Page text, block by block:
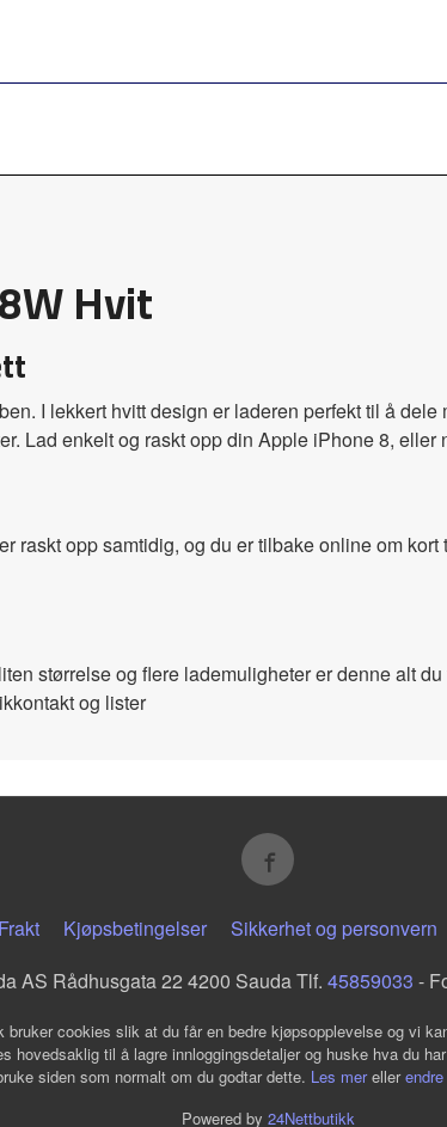
Hvit
I lekkert hvitt design er laderen perfekt til å
Lad enkelt og raskt opp din Apple iPhone 8,
raskt opp samtidig, og du er tilbake online om
størrelse og flere lademuligheter er denne alt
og lister
Kjøpsbetingelser Sikkerhet og personvern
AS Rådhusgata 22 4200 Sauda Tlf. 45859033 -
bruker cookies slik at du får en bedre kjøpsopplevelse og vi
hovedsaklig til å lagre innloggingsdetaljer og huske hva du
siden som normalt om du godtar dette. Les mereller
Powered by 24Nettbutikk